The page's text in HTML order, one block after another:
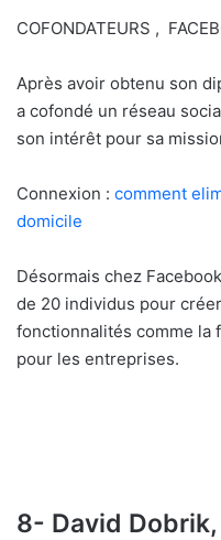
COFONDATEURS ,
Après avoir obtenu son
a cofondé un réseau
son intérêt pour sa
Connexion : comment
domicile
Désormais chez
de 20 individus pour
fonctionnalités comme la
pour les entreprises.
8- David